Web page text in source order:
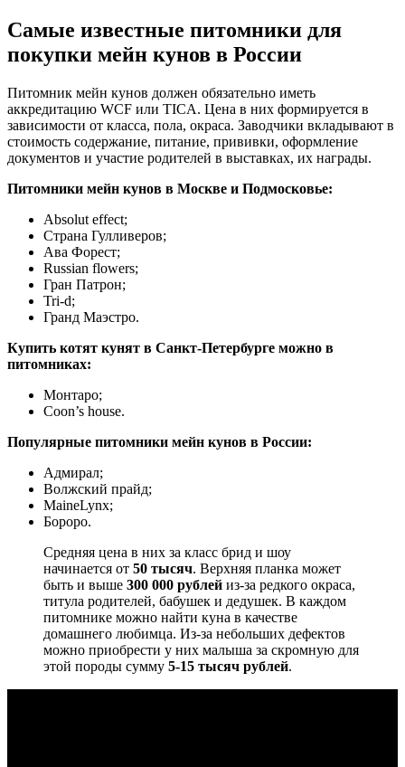
Самые известные питомники для
покупки мейн кунов в России
Питомник мейн кунов должен обязательно иметь
аккредитацию WCF или TICA. Цена в них формируется в
зависимости от класса, пола, окраса. Заводчики вкладывают в
стоимость содержание, питание, прививки, оформление
документов и участие родителей в выставках, их награды.
Питомники мейн кунов в Москве и Подмосковье:
Absolut effect;
Страна Гулливеров;
Ава Форест;
Russian flowers;
Гран Патрон;
Tri-d;
Гранд Маэстро.
Купить котят кунят в Санкт-Петербурге можно в
питомниках:
Монтаро;
Coon’s house.
Популярные питомники мейн кунов в России:
Адмирал;
Волжский прайд;
MaineLynx;
Бороро.
Средняя цена в них за класс брид и шоу
начинается от 50 тысяч. Верхняя планка может
быть и выше 300 000 рублей из-за редкого окраса,
титула родителей, бабушек и дедушек. В каждом
питомнике можно найти куна в качестве
домашнего любимца. Из-за небольших дефектов
можно приобрести у них малыша за скромную для
этой породы сумму 5-15 тысяч рублей.